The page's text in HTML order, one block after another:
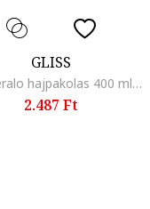
GLISS
Regeneralo hajpakolas 400 ml, Total Repair
2.487 Ft